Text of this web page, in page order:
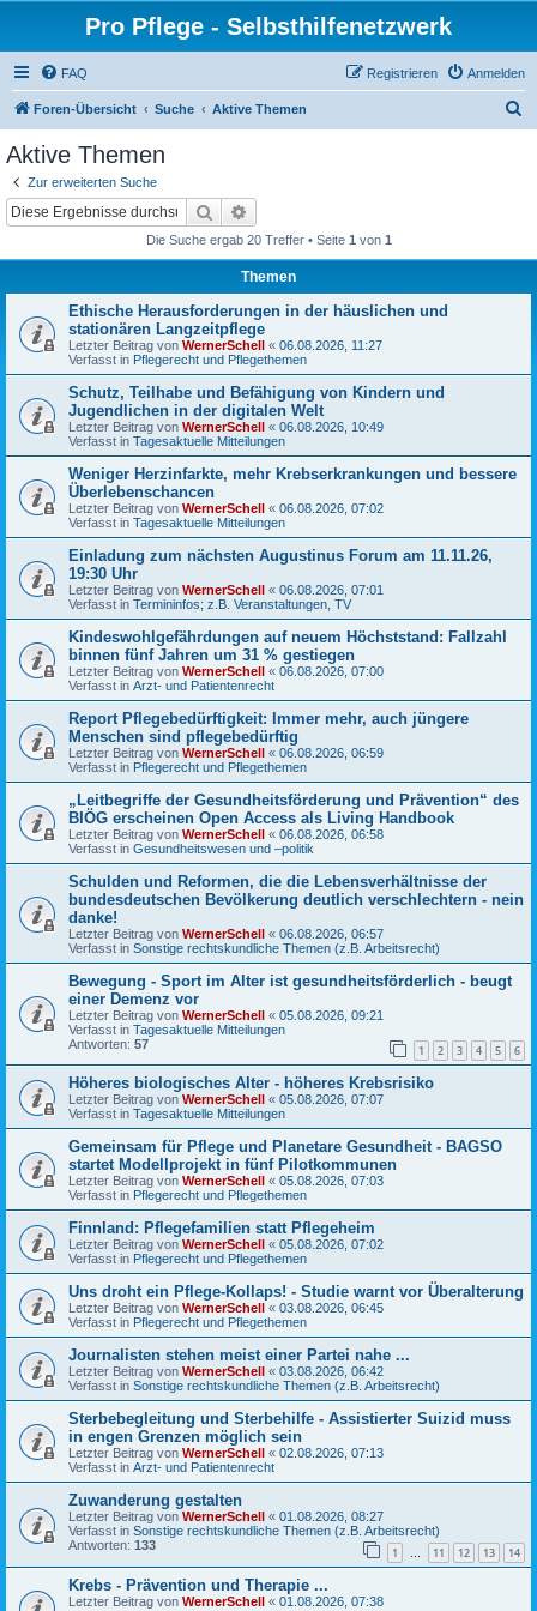
Pro Pflege - Selbsthilfenetzwerk
FAQ Anmelden
Registrieren
Foren-Übersicht Suche Aktive Themen
Aktive Themen
Zur erweiterten Suche
Suche
Die Suche ergab 20 Treffer • Seite 1 von 1
Themen
Ethische Herausforderungen in der häuslichen und
stationären Langzeitpflege
Letzter Beitrag von WernerSchell « 06.08.2026, 11:27
Verfasst in Pflegerecht und Pflegethemen
Schutz, Teilhabe und Befähigung von Kindern und
Jugendlichen in der digitalen Welt
Letzter Beitrag von WernerSchell « 06.08.2026, 10:49
Verfasst in Tagesaktuelle Mitteilungen
Weniger Herzinfarkte, mehr Krebserkrankungen und bessere
Überlebenschancen
Letzter Beitrag von WernerSchell « 06.08.2026, 07:02
Verfasst in Tagesaktuelle Mitteilungen
Einladung zum nächsten Augustinus Forum am 11.11.26,
19:30 Uhr
Letzter Beitrag von WernerSchell « 06.08.2026, 07:01
Verfasst in Termininfos; z.B. Veranstaltungen, TV
Kindeswohlgefährdungen auf neuem Höchststand: Fallzahl
binnen fünf Jahren um 31 % gestiegen
Letzter Beitrag von WernerSchell « 06.08.2026, 07:00
Verfasst in Arzt- und Patientenrecht
Report Pflegebedürftigkeit: Immer mehr, auch jüngere
Menschen sind pflegebedürftig
Letzter Beitrag von WernerSchell « 06.08.2026, 06:59
Verfasst in Pflegerecht und Pflegethemen
„Leitbegriffe der Gesundheitsförderung und Prävention“ des
BIÖG erscheinen Open Access als Living Handbook
Letzter Beitrag von WernerSchell « 06.08.2026, 06:58
Verfasst in Gesundheitswesen und –politik
Schulden und Reformen, die die Lebensverhältnisse der
bundesdeutschen Bevölkerung deutlich verschlechtern - nein
danke!
Letzter Beitrag von WernerSchell « 06.08.2026, 06:57
Verfasst in Sonstige rechtskundliche Themen (z.B. Arbeitsrecht)
Bewegung - Sport im Alter ist gesundheitsförderlich - beugt
einer Demenz vor
Letzter Beitrag von WernerSchell « 05.08.2026, 09:21
Verfasst in Tagesaktuelle Mitteilungen
Antworten: 57 1 2 3 4 5 6
Höheres biologisches Alter - höheres Krebsrisiko
Letzter Beitrag von WernerSchell « 05.08.2026, 07:07
Verfasst in Tagesaktuelle Mitteilungen
Gemeinsam für Pflege und Planetare Gesundheit - BAGSO
startet Modellprojekt in fünf Pilotkommunen
Letzter Beitrag von WernerSchell « 05.08.2026, 07:03
Verfasst in Pflegerecht und Pflegethemen
Finnland: Pflegefamilien statt Pflegeheim
Letzter Beitrag von WernerSchell « 05.08.2026, 07:02
Verfasst in Pflegerecht und Pflegethemen
Uns droht ein Pflege-Kollaps! - Studie warnt vor Überalterung
Letzter Beitrag von WernerSchell « 03.08.2026, 06:45
Verfasst in Pflegerecht und Pflegethemen
Journalisten stehen meist einer Partei nahe ...
Letzter Beitrag von WernerSchell « 03.08.2026, 06:42
Verfasst in Sonstige rechtskundliche Themen (z.B. Arbeitsrecht)
Sterbebegleitung und Sterbehilfe - Assistierter Suizid muss
in engen Grenzen möglich sein
Letzter Beitrag von WernerSchell « 02.08.2026, 07:13
Verfasst in Arzt- und Patientenrecht
Zuwanderung gestalten
Letzter Beitrag von WernerSchell « 01.08.2026, 08:27
Verfasst in Sonstige rechtskundliche Themen (z.B. Arbeitsrecht)
Antworten: 133 1 … 11 12 13 14
Krebs - Prävention und Therapie ...
Letzter Beitrag von WernerSchell « 01.08.2026, 07:38